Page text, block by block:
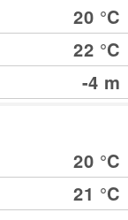
20 °C
22 °C
-4 m
20 °C
21 °C